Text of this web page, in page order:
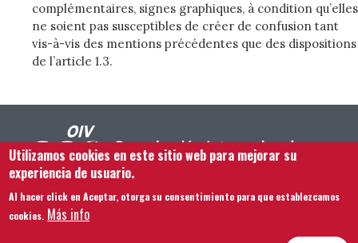
complémentaires, signes graphiques, à condition qu’elles
ne soient pas susceptibles de créer de confusion tant
vis-à-vis des mentions précédentes que des dispositions
de l’article 1.3.
Footer menu
Contacto Aviso legal
Mapa del sitio
Utilizamos cookies en este sitio web para mejorar su
experiencia de usuario.
Al hacer click en Aceptar, otorga su consentimiento para que establezcamos
cookies. Más info